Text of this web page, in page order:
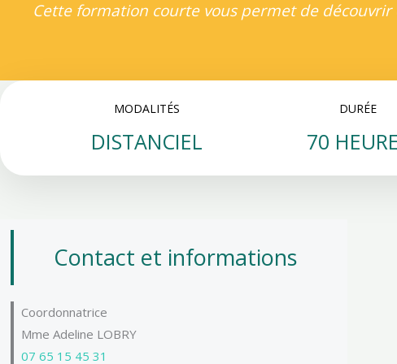
Cette formation courte vous permet de
MODALITÉS
DISTANCIEL
DURÉE
70
Contact et informations
Coordonnatrice
Mme Adeline LOBRY
07 65 15 45 31